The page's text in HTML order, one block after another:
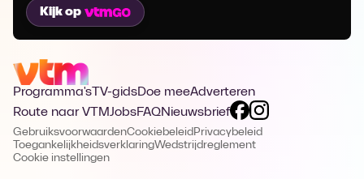
Kijk op
Programma's TV-gidsDoe meeAdverteren
Route naar VTMJobsFAQNieuwsbrief
GebruiksvoorwaardenCookiebeleid Privacybeleid
ToegankelijkheidsverklaringWedstrijdreglement
Cookie instellingen